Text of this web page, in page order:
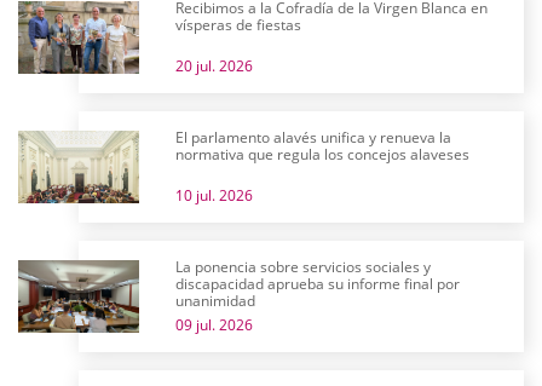
Recibimos a la Cofradía de la Virgen Blanca en
vísperas de fiestas
20 jul. 2026
El parlamento alavés unifica y renueva la
normativa que regula los concejos alaveses
10 jul. 2026
La ponencia sobre servicios sociales y
discapacidad aprueba su informe final por
unanimidad
09 jul. 2026